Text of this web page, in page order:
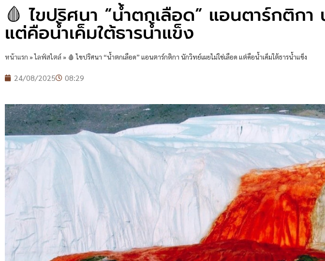
🩸 ไขปริศนา “น้ำตกเลือด” แอนตาร์กติกา
แต่คือน้ำเค็มใต้ธารน้ำแข็ง
หน้าแรก »ไลฟ์สไตล์» 🩸 ไขปริศนา “น้ำตกเลือด” แอนตาร์กติกา นักวิทย์เผยไม่ใช่เลือด แต่คือน้ำเค็มใต้ธารน้ำแข็ง
24/08/2025 08:29